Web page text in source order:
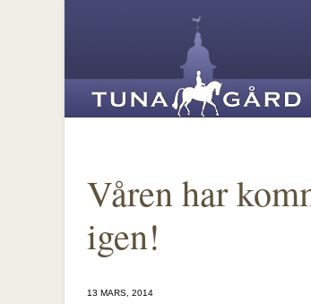
Våren har
igen!
13 MARS, 2014